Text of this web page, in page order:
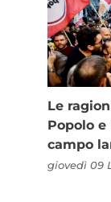
Le
Popolo e
campo
giovedì 09